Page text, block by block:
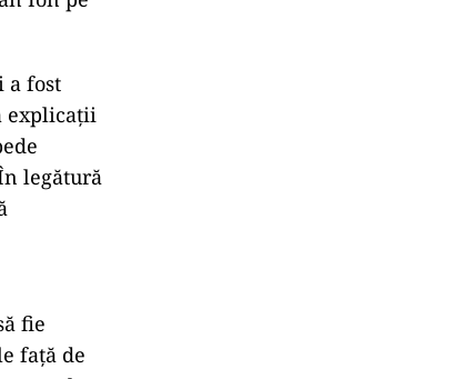
a fost
explicații
legătură
fie
faţă de